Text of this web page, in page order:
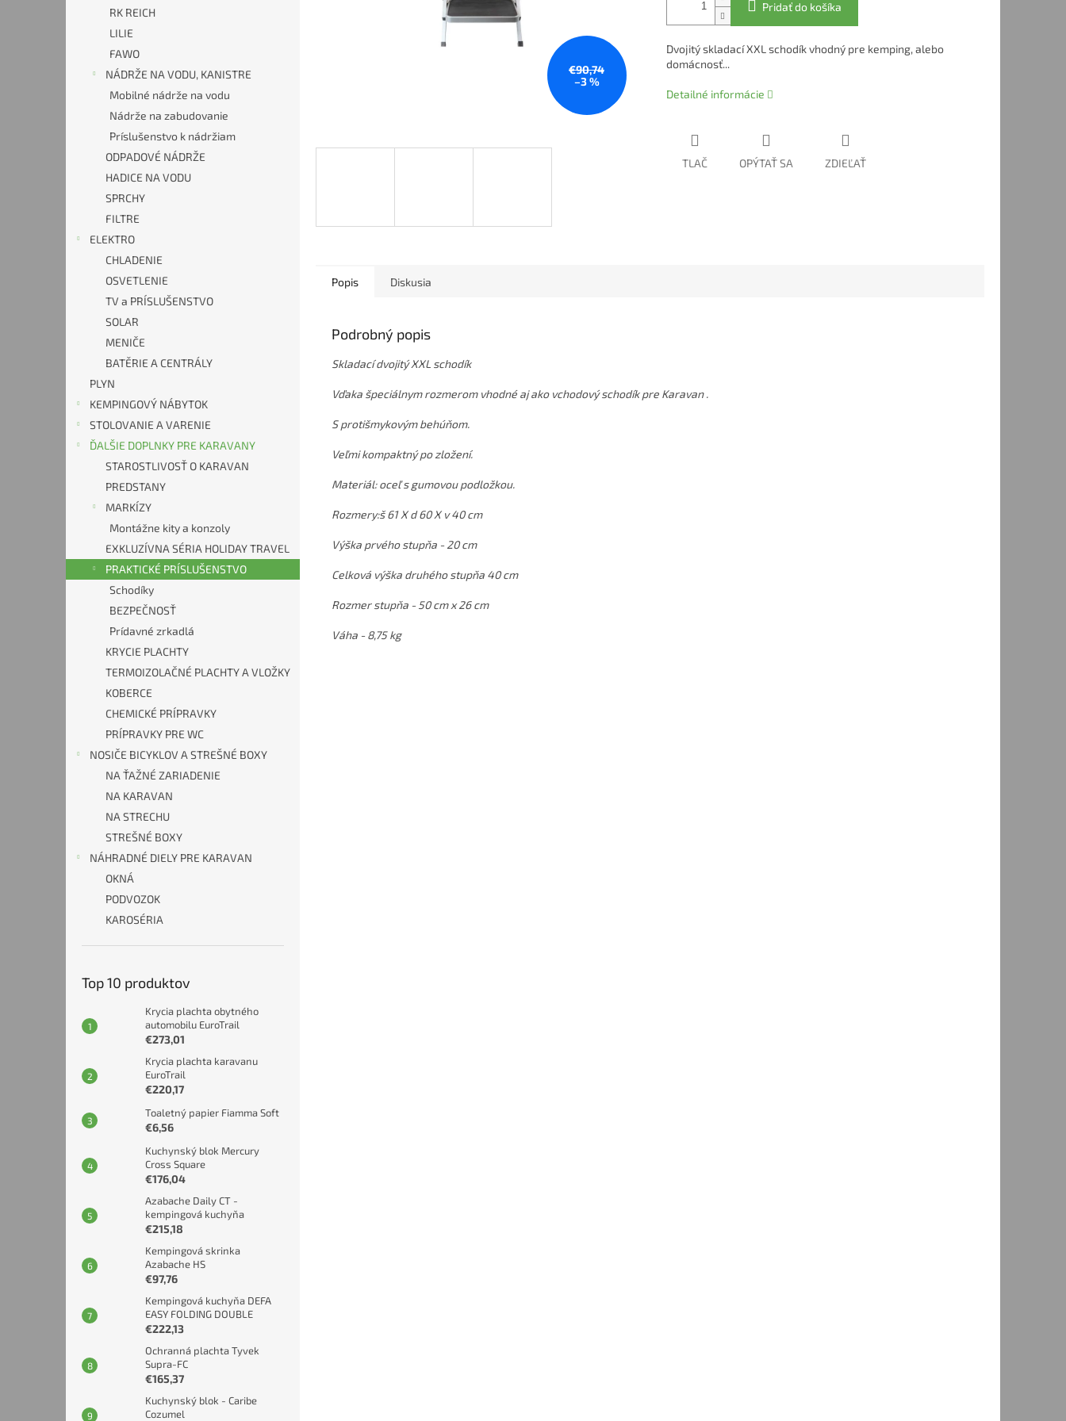
RK REICH
LILIE
FAWO
NÁDRŽE NA VODU, KANISTRE
Mobilné nádrže na vodu
Nádrže na zabudovanie
Príslušenstvo k nádržiam
ODPADOVÉ NÁDRŽE
HADICE NA VODU
SPRCHY
FILTRE
ELEKTRO
CHLADENIE
OSVETLENIE
TV a PRÍSLUŠENSTVO
SOLAR
MENIČE
BATĚRIE A CENTRÁLY
PLYN
KEMPINGOVÝ NÁBYTOK
STOLOVANIE A VARENIE
ĎALŠIE DOPLNKY PRE KARAVANY
STAROSTLIVOSŤ O KARAVAN
PREDSTANY
MARKÍZY
Montážne kity a konzoly
EXKLUZÍVNA SÉRIA HOLIDAY TRAVEL
PRAKTICKÉ PRÍSLUŠENSTVO
Schodíky
BEZPEČNOSŤ
Prídavné zrkadlá
KRYCIE PLACHTY
TERMOIZOLAČNÉ PLACHTY A VLOŽKY
KOBERCE
CHEMICKÉ PRÍPRAVKY
PRÍPRAVKY PRE WC
NOSIČE BICYKLOV A STREŠNÉ BOXY
NA ŤAŽNÉ ZARIADENIE
NA KARAVAN
NA STRECHU
STREŠNÉ BOXY
NÁHRADNÉ DIELY PRE KARAVAN
OKNÁ
PODVOZOK
KAROSÉRIA
Top 10 produktov
Krycia plachta obytného
automobilu EuroTrail
€273,01
Krycia plachta karavanu
EuroTrail
€220,17
Toaletný papier Fiamma Soft
€6,56
Kuchynský blok Mercury
Cross Square
€176,04
Azabache Daily CT -
kempingová kuchyňa
€215,18
Kempingová skrinka
Azabache HS
€97,76
Kempingová kuchyňa DEFA
EASY FOLDING DOUBLE
€222,13
Ochranná plachta Tyvek
Supra-FC
€165,37
Kuchynský blok - Caribe
Cozumel
€90,74
–3 %
Pridať do košíka
Dvojitý skladací XXL schodík vhodný pre kemping, alebo
domácnosť...
Detailné informácie
TLAČ OPÝTAŤ SA ZDIEĽAŤ
Popis Diskusia
Podrobný popis
Skladací dvojitý XXL schodík
Vďaka špeciálnym rozmerom vhodné aj ako vchodový schodík pre Karavan .
S protišmykovým behúňom.
Veľmi kompaktný po zložení.
Materiál: oceľ s gumovou podložkou.
Rozmery:š 61 X d 60 X v 40 cm
Výška prvého stupňa - 20 cm
Celková výška druhého stupňa 40 cm
Rozmer stupňa - 50 cm x 26 cm
Váha - 8,75 kg